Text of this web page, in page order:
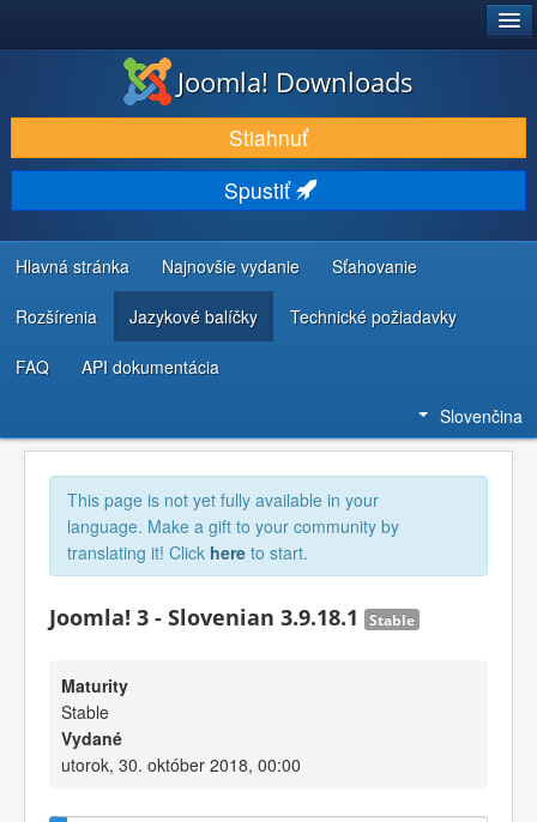
STIAHNUŤ & ROZŠÍRIŤ
OBJAVUJTE & UČTE SA
KOMUNITA & PODPORA
ZDROJE INFORMÁCIÍ PRE VÝVOJÁROV
Joomla! Downloads
Stiahnuť
Spustiť
Hlavná stránka Najnovšie vydanie Sťahovanie
Rozšírenia Jazykové balíčky Technické požiadavky
FAQ API dokumentácia
Slovenčina
This page is not yet fully available in your
language. Make a gift to your community by
translating it! Click here to start.
Joomla! 3 - Slovenian 3.9.18.1 Stable
Maturity
Stable
Vydané
utorok, 30. október 2018, 00:00